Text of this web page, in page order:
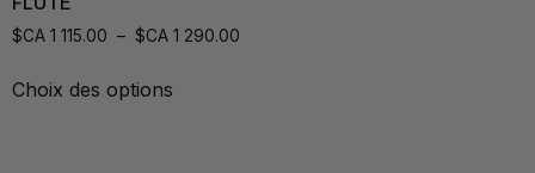
$CA 1 115.00 – $CA 1 290.00
Choix des options